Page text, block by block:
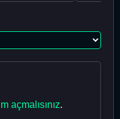
açmalısınız.